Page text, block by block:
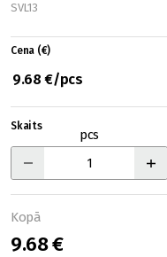
SVL13
Cena (€)
9.68 €/pcs
Skaits
pcs
Kopā
9.68 €